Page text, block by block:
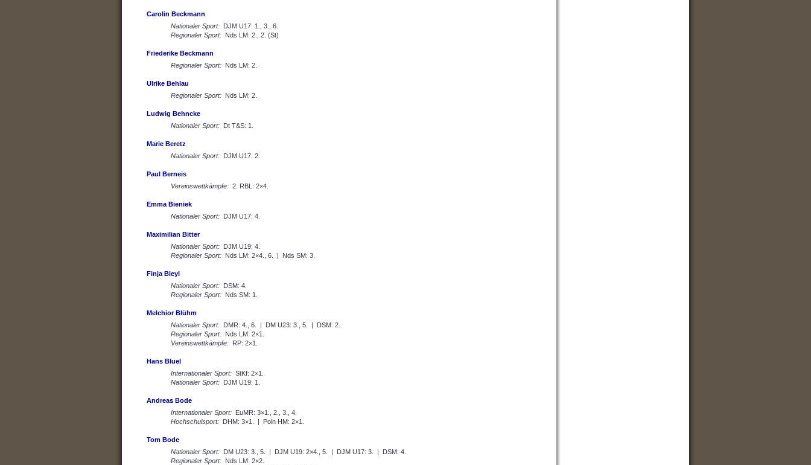
Carolin Beckmann
Nationaler Sport: DJM U17: 1., 3., 6.
Regionaler Sport: Nds LM: 2., 2. (St)
Friederike Beckmann
Regionaler Sport: Nds LM: 2.
Ulrike Behlau
Regionaler Sport: Nds LM: 2.
Ludwig Behncke
Nationaler Sport: Dt T&S: 1.
Marie Beretz
Nationaler Sport: DJM U17: 2.
Paul Berneis
Vereinswettkämpfe: 2. RBL: 2×4.
Emma Bieniek
Nationaler Sport: DJM U17: 4.
Maximilian Bitter
Nationaler Sport: DJM U19: 4.
Regionaler Sport: Nds LM: 2×4., 6. | Nds SM: 3.
Finja Bleyl
Nationaler Sport: DSM: 4.
Regionaler Sport: Nds SM: 1.
Melchior Blühm
Nationaler Sport: DMR: 4., 6. | DM U23: 3., 5. | DSM: 2.
Regionaler Sport: Nds LM: 2×1.
Vereinswettkämpfe: RP: 2×1.
Hans Bluel
Internationaler Sport: StKf: 2×1.
Nationaler Sport: DJM U19: 1.
Andreas Bode
Internationaler Sport: EuMR: 3×1., 2., 3., 4.
Hochschulsport: DHM: 3×1. | Poln HM: 2×1.
Tom Bode
Nationaler Sport: DM U23: 3., 5. | DJM U19: 2×4., 5. | DJM U17: 3. | DSM: 4.
Regionaler Sport: Nds LM: 2×2.